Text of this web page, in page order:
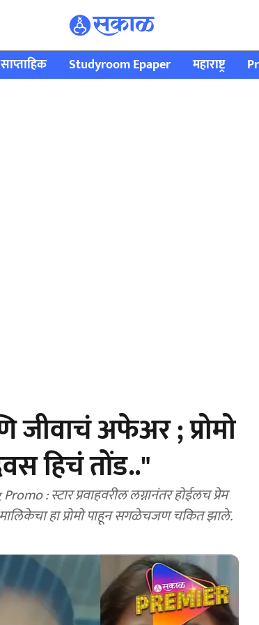
साप्ताहिक Studyroom Epaper महाराष्ट्र
अफेअर ; प्रोमो
हिचं तोंड.."
: स्टार प्रवाहवरील लग्नानंतर होईलच प्रेम
हा प्रोमो पाहून सगळेचजण चकित झाले.